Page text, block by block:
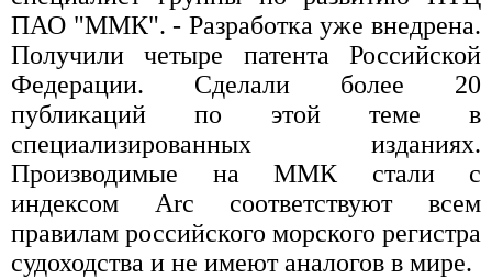
ПАО "ММК". - Разработка уже внедрена.
Получили четыре патента Российской
Федерации. Сделали более 20
публикаций по этой теме в
специализированных изданиях.
Производимые на ММК стали с
индексом Arc соответствуют всем
правилам российского морского регистра
судоходства и не имеют аналогов в мире.